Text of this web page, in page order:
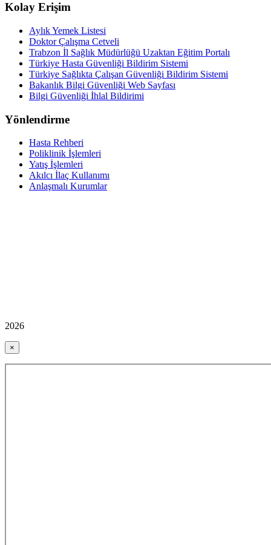
Kolay Erişim
Aylık Yemek Listesi
Doktor Çalışma Cetveli
Trabzon İl Sağlık Müdürlüğü Uzaktan Eğitim Portalı
Türkiye Hasta Güvenliği Bildirim Sistemi
Türkiye Sağlıkta Çalışan Güvenliği Bildirim Sistemi
Bakanlık Bilgi Güvenliği Web Sayfası
Bilgi Güvenliği İhlal Bildirimi
Yönlendirme
Hasta Rehberi
Poliklinik İşlemleri
Yatış İşlemleri
Akılcı İlaç Kullanımı
Anlaşmalı Kurumlar
2026
×